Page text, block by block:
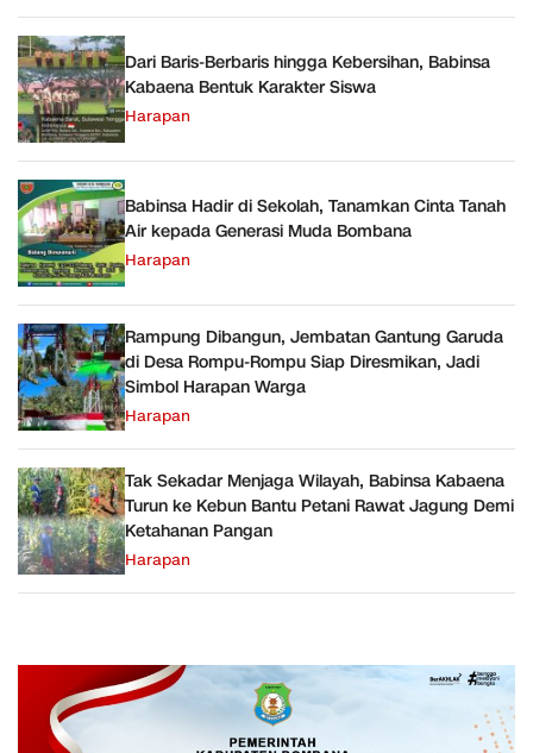
Dari Baris-Berbaris hingga Kebersihan, Babinsa
Kabaena Bentuk Karakter Siswa
Harapan
Babinsa Hadir di Sekolah, Tanamkan Cinta Tanah
Air kepada Generasi Muda Bombana
Harapan
Rampung Dibangun, Jembatan Gantung Garuda
di Desa Rompu-Rompu Siap Diresmikan, Jadi
Simbol Harapan Warga
Harapan
Tak Sekadar Menjaga Wilayah, Babinsa Kabaena
Turun ke Kebun Bantu Petani Rawat Jagung Demi
Ketahanan Pangan
Harapan